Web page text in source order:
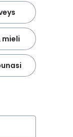
mieli